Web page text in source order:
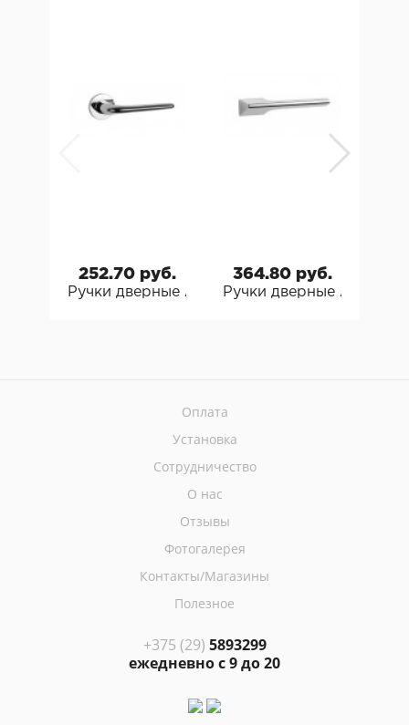
252.70 руб.
Ручки дверные Aprile Azalia R Априле
364.80 руб.
Ручки дверные Aprile
Оплата
Установка
Сотрудничество
О нас
Отзывы
Фотогалерея
Контакты/Магазины
Полезное
+375 (29) 5893299
ежедневно с 9 до 20